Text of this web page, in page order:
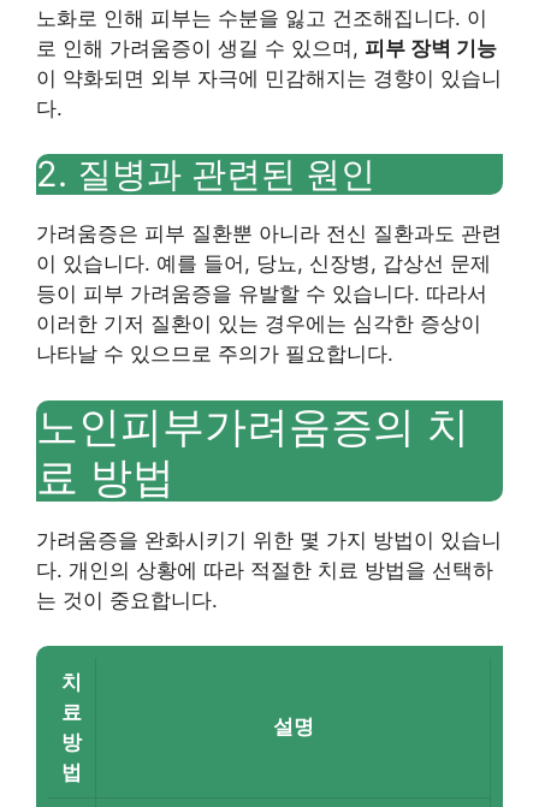
노화로 인해 피부는 수분을 잃고 건조해집니다. 이
로 인해 가려움증이 생길 수 있으며, 피부 장벽 기능
이 약화되면 외부 자극에 민감해지는 경향이 있습니
다.
2. 질병과 관련된 원인
가려움증은 피부 질환뿐 아니라 전신 질환과도 관련
이 있습니다. 예를 들어, 당뇨, 신장병, 갑상선 문제
등이 피부 가려움증을 유발할 수 있습니다. 따라서
이러한 기저 질환이 있는 경우에는 심각한 증상이
나타날 수 있으므로 주의가 필요합니다.
노인피부가려움증의 치
료 방법
가려움증을 완화시키기 위한 몇 가지 방법이 있습니
다. 개인의 상황에 따라 적절한 치료 방법을 선택하
는 것이 중요합니다.
치
료
방
법
설명